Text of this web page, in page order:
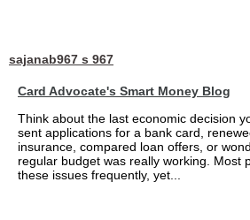
sajanab967 s 967
Card Advocate's Smart Money Blog
Think about the last economic decision
sent applications for a bank card,
insurance, compared loan offers, or
regular budget was really working. Most
these issues frequently, yet...